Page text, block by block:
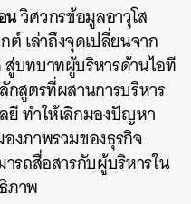
นวิศวกรข้อมูลอาวุโส
เล่าถึงจุดเปลี่ยนจาก
บทบาทผู้บริหารด้านไอที
กสูตรที่ผสานการบริหาร
ยี ทำให้เลิกมองปัญหา
งภาพรวมของธุรกิจ
ารถสื่อสารกับผู้บริหารใน
ภาพ